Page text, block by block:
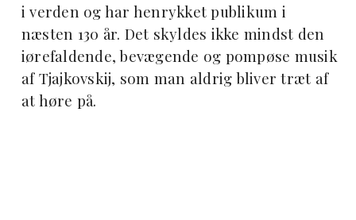
i verden og har henrykket publikum i
næsten 130 år. Det skyldes ikke mindst den
iørefaldende, bevægende og pompøse musik
af Tjajkovskij, som man aldrig bliver træt af
at høre på.